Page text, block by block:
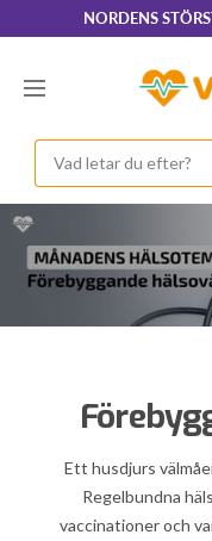
till
NORDENS
Navigering
Ett husdjurs
Regelbundna
vaccinationer och